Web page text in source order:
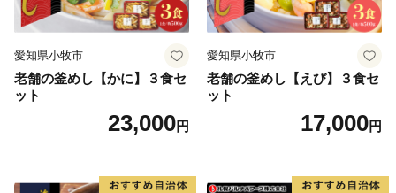
愛知県小牧市
老舗の釜めし【かに】３食セ
ット
23,000円
愛知県小牧市
老舗の釜めし【えび】３食セ
ット
17,000円